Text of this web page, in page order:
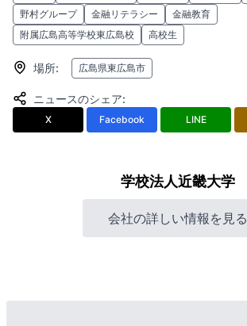
野村グループ
金融リテラシー
金融教育
附属広島高等学校東広島校
高校生
場所: 広島県東広島市
ニュースのシェア:
X Facebook LINE
学校法人近畿大学
会社の詳しい情報を見る